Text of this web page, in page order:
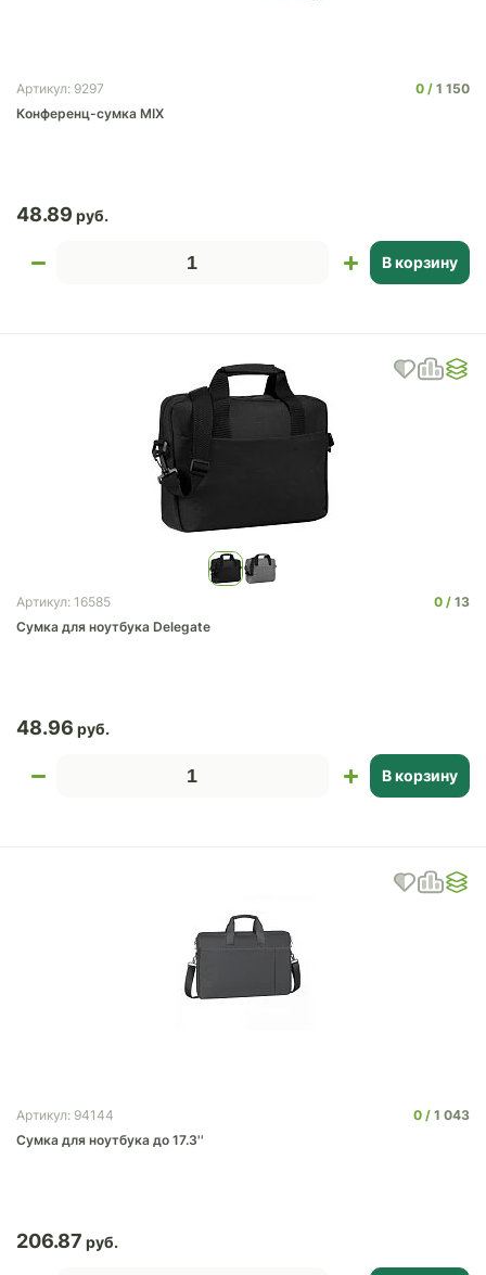
Артикул: 9297 0
1 150
Конференц-сумка MIX
48.89
В корзину
Артикул: 16585 0
13
Сумка для ноутбука Delegate
48.96
В корзину
Артикул: 94144 0
1 043
Сумка для ноутбука до 17.3''
206.87